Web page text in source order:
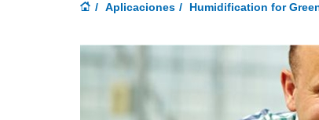
Aplicaciones Humidification for